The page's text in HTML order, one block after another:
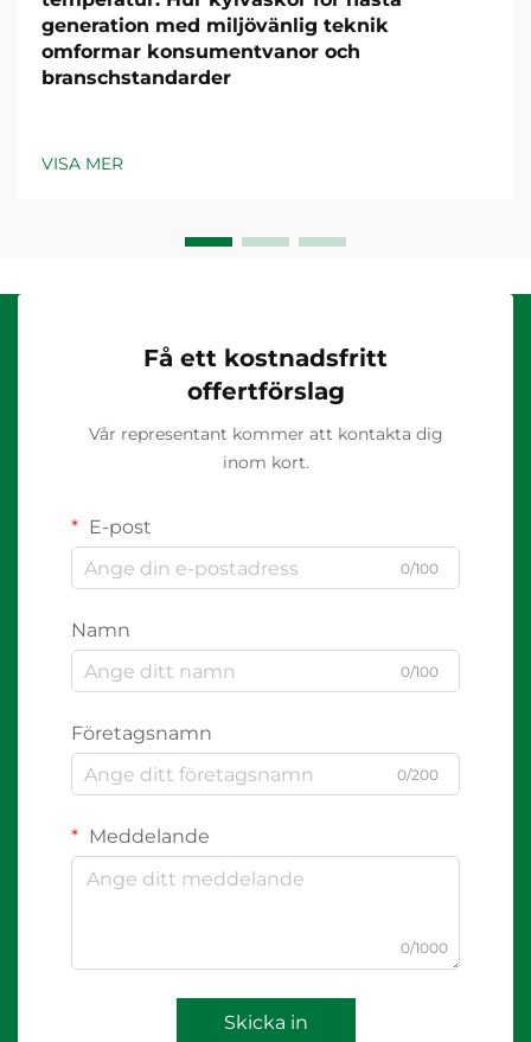
generation med miljövänlig teknik
omformar konsumentvanor och
branschstandarder
VISA MER
Få ett kostnadsfritt
offertförslag
Vår representant kommer att kontakta dig
inom kort.
E-post
0/100
Namn
0/100
Företagsnamn
0/200
Meddelande
0/1000
Skicka in